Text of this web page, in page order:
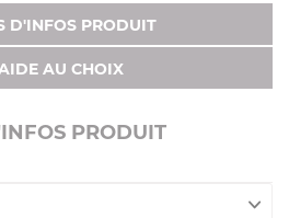
D'INFOS PRODUIT
AU CHOIX
PRODUIT